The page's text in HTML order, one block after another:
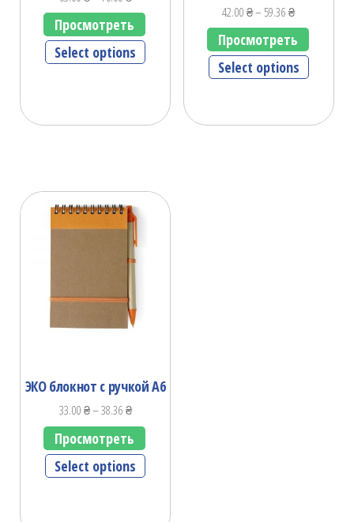
Просмотреть
Select options
42.00₴– 59.36₴
Просмотреть
Select options
ЭКО блокнот с ручкой А6
33.00₴–38.36₴
Просмотреть
Select options